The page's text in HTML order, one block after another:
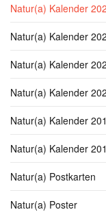
Natur(a) Kalender
Natur(a) Kalender
Natur(a) Kalender
Natur(a) Kalender
Natur(a) Kalender
Natur(a) Kalender
Natur(a) Postkarten
Natur(a) Poster